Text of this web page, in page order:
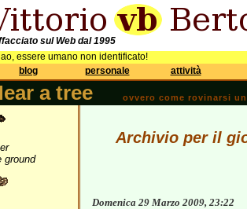
sul Web dal 1995
essere umano non identificato!
blog personale attività
a tree ovvero come rovinarsi
ground
Archivio per il
Domenica 29 Marzo 2009, 23:22